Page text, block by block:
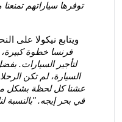
توفرها سياراتهم
ويتابع نيكولا على
فرنسا خطوة
السيارة، لم تكن
عشنا كل لحظة بشكل
في بحر إيجه. "بالنسبة